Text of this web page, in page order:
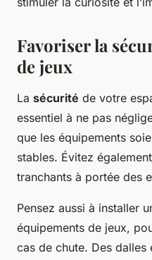
Favoriser la
de jeux
La sécurité de votre
essentiel à ne pas
que les équipements
stables. Évitez
tranchants à portée des
Pensez aussi à installer
équipements de jeux,
cas de chute. Des